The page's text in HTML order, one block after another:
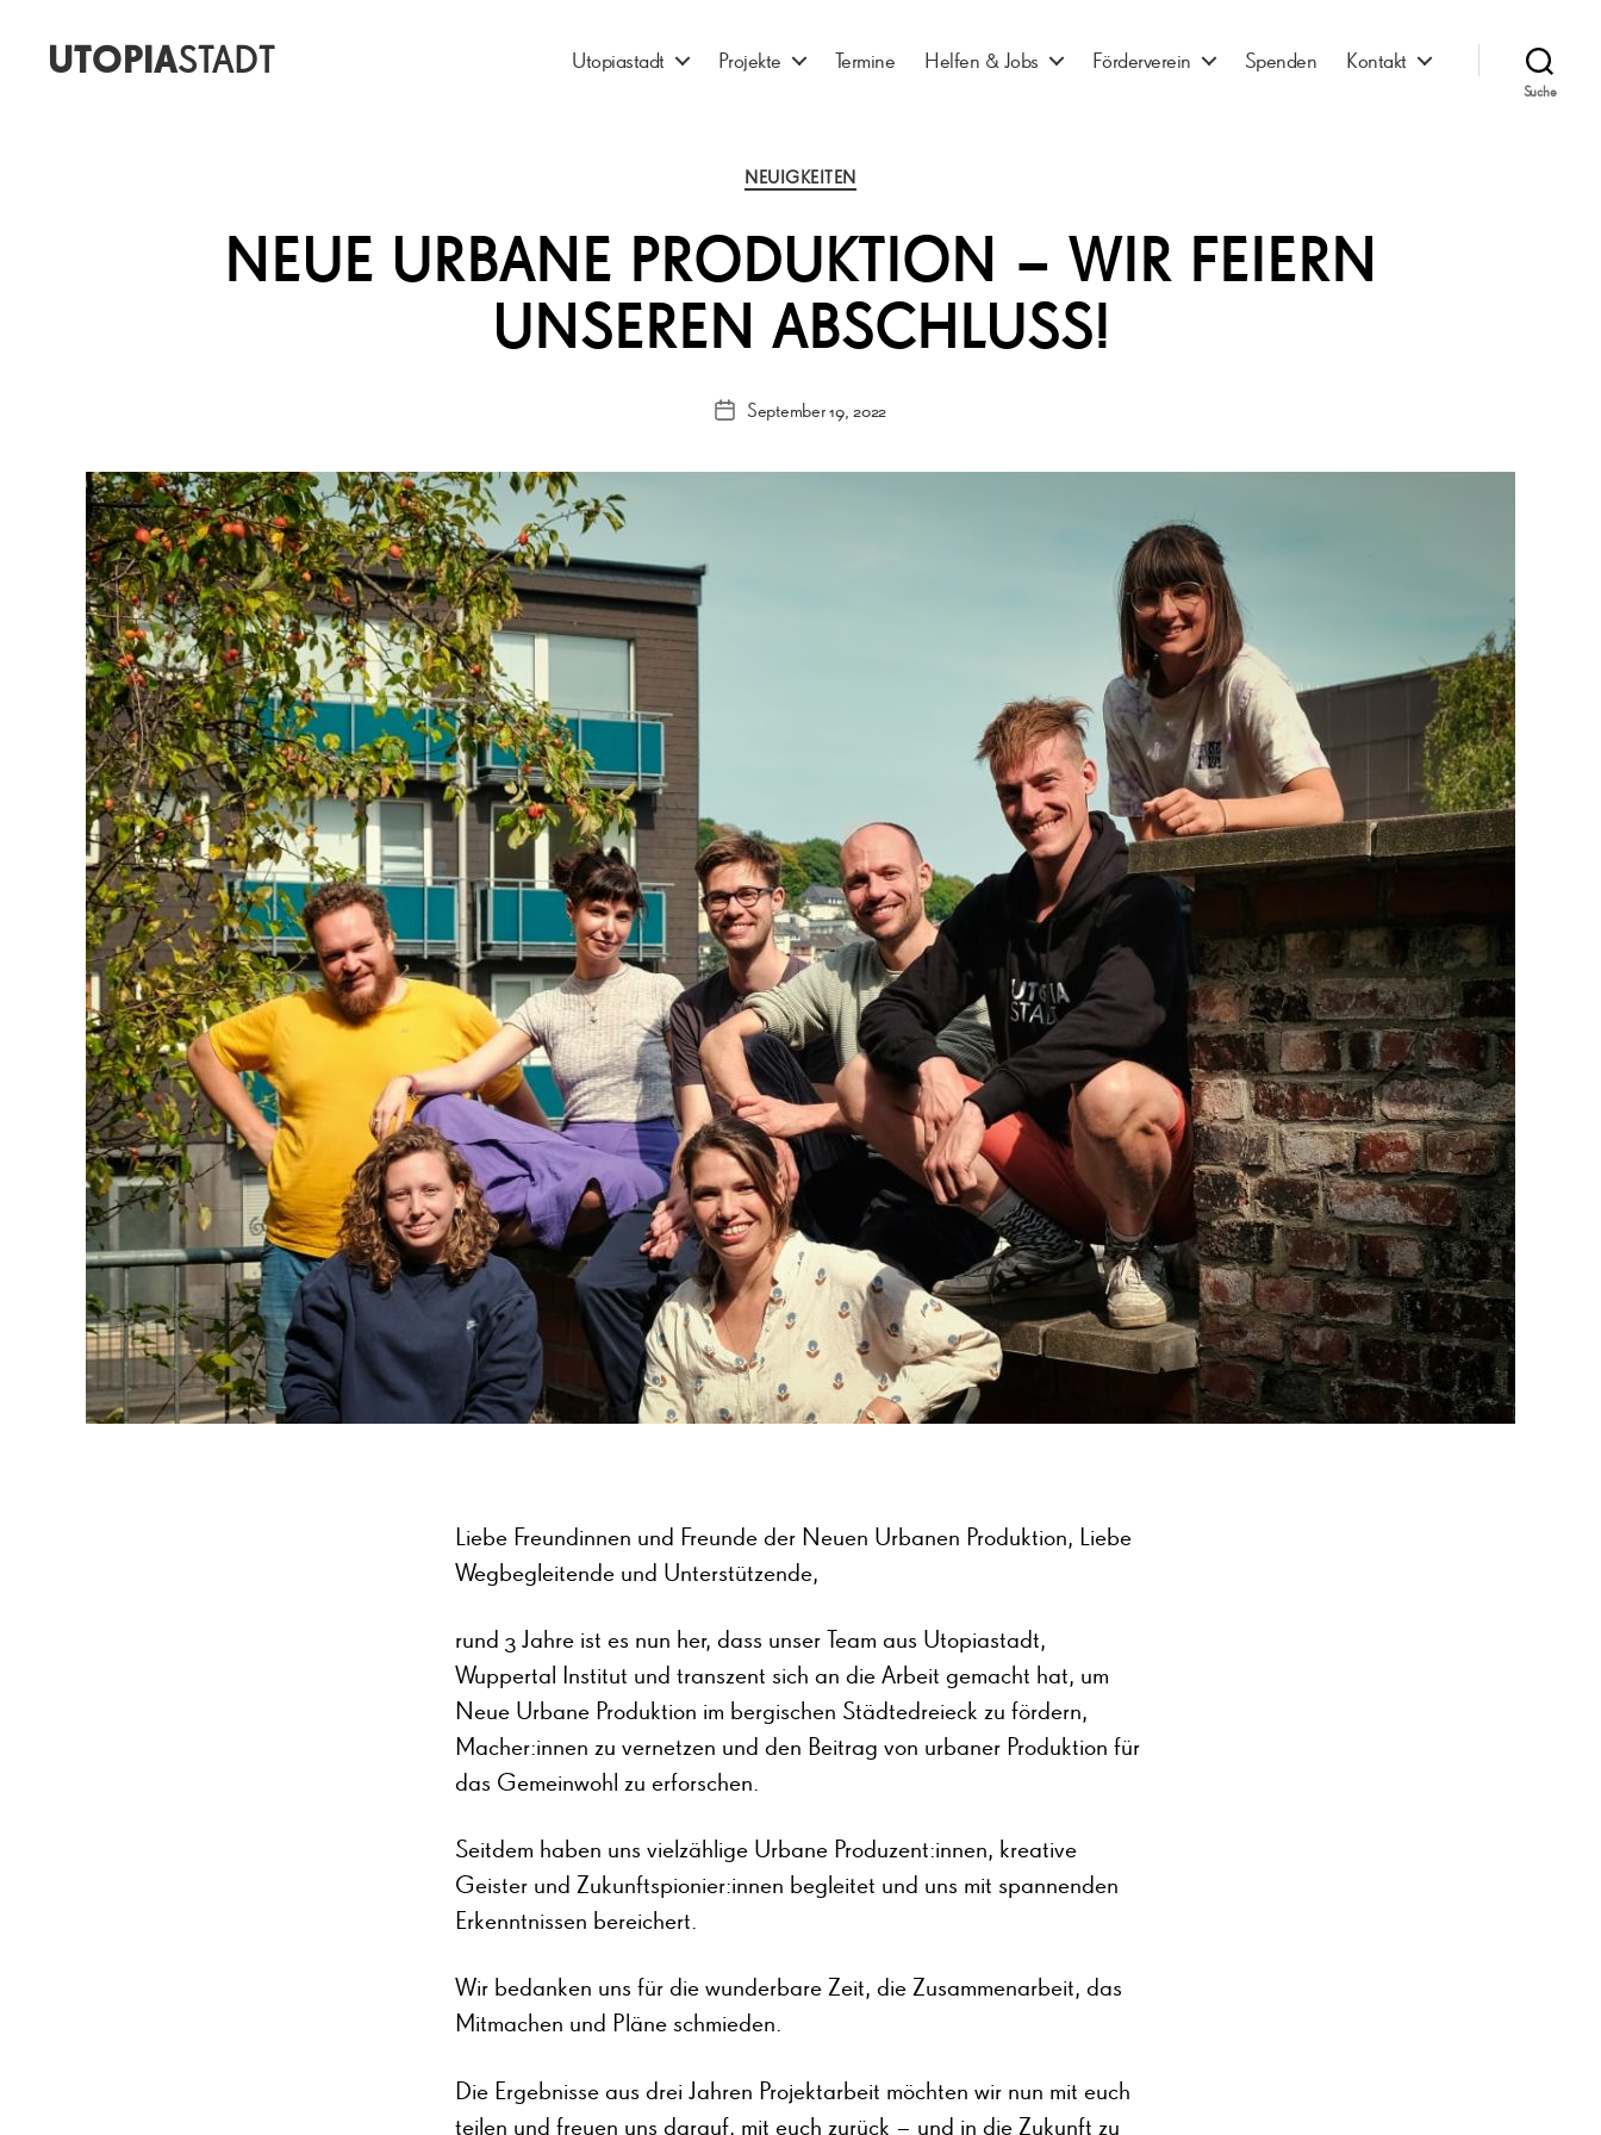
UTOPIASTADT Utopiastadt Projekte Termine Helfen & Jobs Förderverein Spenden Kontakt
Suche
Kategorien
NEUIGKEITEN
NEUE URBANE PRODUKTION – WIR FEIERN
UNSEREN ABSCHLUSS!
Veröffentlichungsdatum
September 19, 2022
Liebe Freundinnen und Freunde der Neuen Urbanen Produktion, Liebe
Wegbegleitende und Unterstützende,
rund 3 Jahre ist es nun her, dass unser Team aus Utopiastadt,
Wuppertal Institut und transzent sich an die Arbeit gemacht hat, um
Neue Urbane Produktion im bergischen Städtedreieck zu fördern,
Macher:innen zu vernetzen und den Beitrag von urbaner Produktion für
das Gemeinwohl zu erforschen.
Seitdem haben uns vielzählige Urbane Produzent:innen, kreative
Geister und Zukunftspionier:innen begleitet und uns mit spannenden
Erkenntnissen bereichert.
Wir bedanken uns für die wunderbare Zeit, die Zusammenarbeit, das
Mitmachen und Pläne schmieden.
Die Ergebnisse aus drei Jahren Projektarbeit möchten wir nun mit euch
teilen und freuen uns darauf, mit euch zurück – und in die Zukunft zu